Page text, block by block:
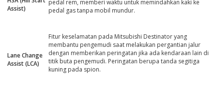
Assist)
pedal rem, memberi waktu untuk memindahkan kaki ke
pedal gas tanpa mobil mundur.
Lane Change
Assist (LCA)
Fitur keselamatan pada Mitsubishi Destinator yang
membantu pengemudi saat melakukan pergantian jalur
dengan memberikan peringatan jika ada kendaraan lain di
titik buta pengemudi. Peringatan berupa tanda segitiga
kuning pada spion.